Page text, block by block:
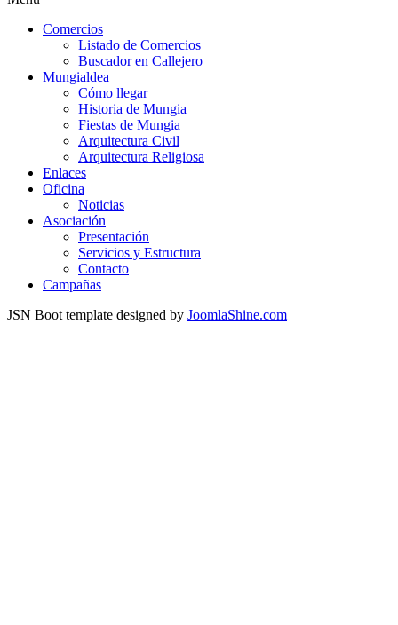
Comercios
Listado de Comercios
Buscador en Callejero
Mungialdea
Cómo llegar
Historia de Mungia
Fiestas de Mungia
Arquitectura Civil
Arquitectura Religiosa
Enlaces
Oficina
Noticias
Asociación
Presentación
Servicios y Estructura
Contacto
Campañas
JSN Boot template designed by JoomlaShine.com